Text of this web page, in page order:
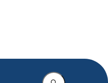
Vul in wat u